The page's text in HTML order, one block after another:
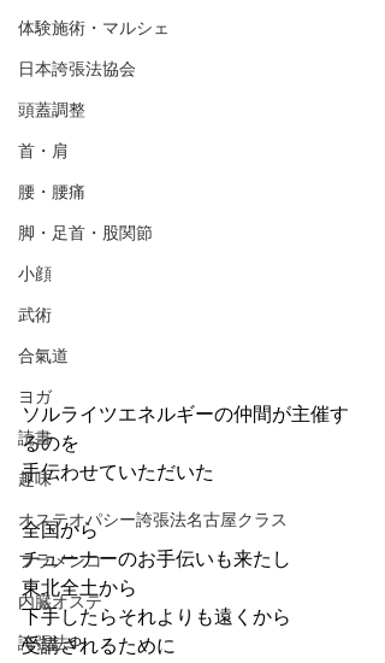
体験施術・マルシェ
日本誇張法協会
頭蓋調整
首・肩
腰・腰痛
脚・足首・股関節
小顔
武術
合氣道
ヨガ
読書
趣味
オステオパシー誇張法名古屋クラス
フラメンコ
内臓オステ
誇張法Φ
ソルライツエネルギーの仲間が主催す
るのを
手伝わせていただいた
全国から
チューナーのお手伝いも来たし
東北全土から
下手したらそれよりも遠くから
受講されるために